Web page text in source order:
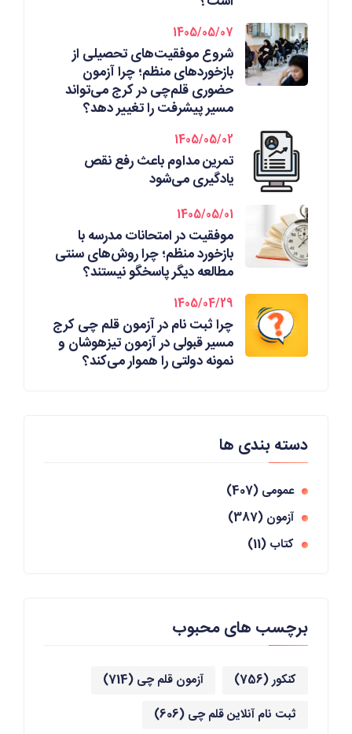
1405/05/07
شروع موفقیت‌های تحصیلی از
بازخوردهای منظم؛ چرا آزمون
حضوری قلم‌چی در کرج می‌تواند
مسیر پیشرفت را تغییر دهد؟
1405/05/02
تمرین مداوم باعث رفع نقص
یادگیری می‌شود
1405/05/01
موفقیت در امتحانات مدرسه با
بازخورد منظم؛ چرا روش‌های سنتی
مطالعه دیگر پاسخگو نیستند؟
1405/04/29
چرا ثبت نام در آزمون قلم چی کرج
مسیر قبولی در آزمون تیزهوشان و
نمونه دولتی را هموار می‌کند؟
دسته بندی ها
عمومی(407)
آزمون(387)
کتاب(11)
برچسب های محبوب
کنکور(756) آزمون قلم چی (714)
ثبت نام آنلاین قلم چی (606)